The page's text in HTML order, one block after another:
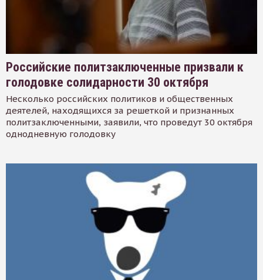
Российские политзаключенные призвали к
голодовке солидарности 30 октября
Несколько российских политиков и общественных
деятелей, находящихся за решеткой и признанных
политзаключенными, заявили, что проведут 30 октября
однодневную голодовку